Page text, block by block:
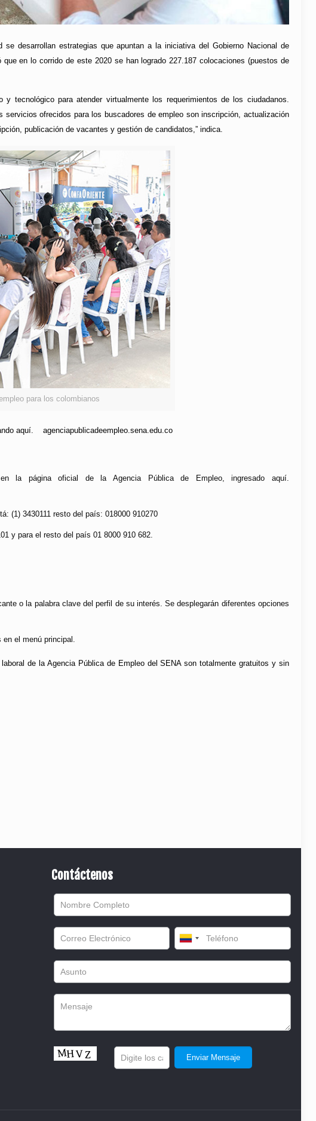
desarrollan estrategias que apuntan a la iniciativa del Gobierno Nacional de
en lo corrido de este 2020 se han logrado 227.187 colocaciones (puestos de
tecnológico para atender virtualmente los requerimientos de los ciudadanos.
ofrecidos para los buscadores de empleo son inscripción, actualización
publicación de vacantes y gestión de candidatos,” indica.
para los colombianos
aquí. agenciapublicadeempleo.sena.edu.co
la página oficial de la Agencia Pública de Empleo, ingresado aquí.
(1) 3430111 resto del país: 018000 910270
y para el resto del país 01 8000 910 682.
o la palabra clave del perfil de su interés. Se desplegarán diferentes opciones
el menú principal.
de la Agencia Pública de Empleo del SENA son totalmente gratuitos y sin
Contáctenos